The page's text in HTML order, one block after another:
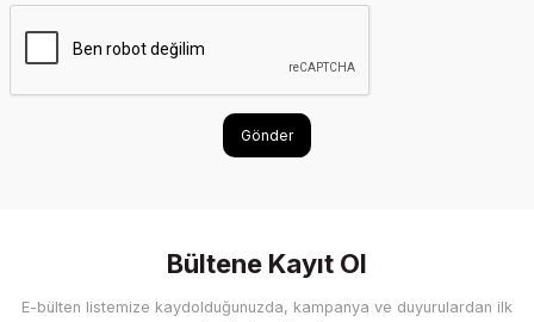
Gönder
Bültene Kayıt Ol
E-bülten listemize kaydolduğunuzda, kampanya ve duyurulardan ilk